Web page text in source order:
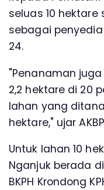
seluas 10 hektare
sebagai penyedia
24.
"Penanaman
2,2 hektare di 20
lahan yang
hektare," ujar
Untuk lahan 10
Nganjuk berada
BKPH Krondong